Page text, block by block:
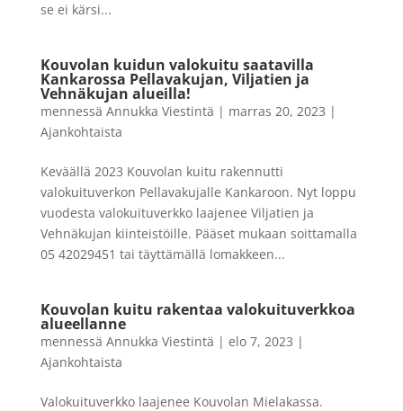
se ei kärsi...
Kouvolan kuidun valokuitu saatavilla
Kankarossa Pellavakujan, Viljatien ja
Vehnäkujan alueilla!
mennessä Annukka Viestintä | marras 20, 2023 |
Ajankohtaista
Keväällä 2023 Kouvolan kuitu rakennutti
valokuituverkon Pellavakujalle Kankaroon. Nyt loppu
vuodesta valokuituverkko laajenee Viljatien ja
Vehnäkujan kiinteistöille. Pääset mukaan soittamalla
05 42029451 tai täyttämällä lomakkeen...
Kouvolan kuitu rakentaa valokuituverkkoa
alueellanne
mennessä Annukka Viestintä | elo 7, 2023 |
Ajankohtaista
Valokuituverkko laajenee Kouvolan Mielakassa.